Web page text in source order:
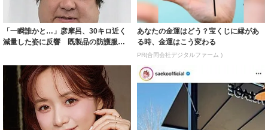
「一瞬誰かと…」彦摩呂、30キロ近く
減量した姿に反響 既製品の防護服が
あなたの金運はどう？宝くじに縁があ
る時、金運はこう変わる
PR(合同会社デジタルファーム )